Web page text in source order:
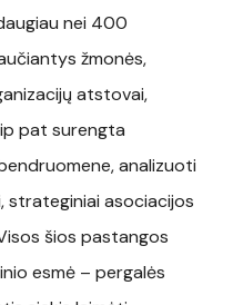
nei 400
žmonės,
atstovai,
pat surengta
analizuoti
strateginiai asociacijos
šios pastangos
esmė – pergalės